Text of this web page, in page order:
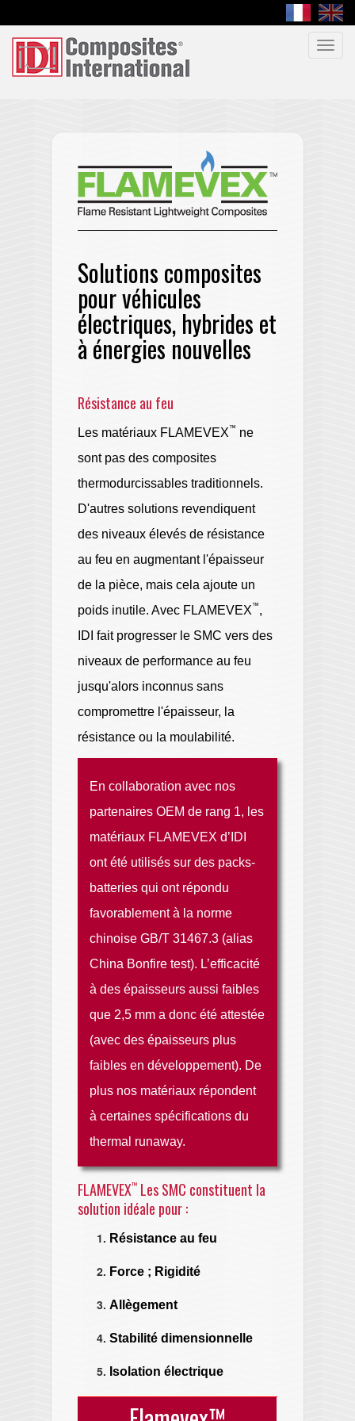
Solutions composites
pour véhicules
électriques, hybrides et
à énergies nouvelles
Résistance au feu
Les matériaux FLAMEVEX™ ne
sont pas des composites
thermodurcissables traditionnels.
D'autres solutions revendiquent
des niveaux élevés de résistance
au feu en augmentant l'épaisseur
de la pièce, mais cela ajoute un
poids inutile. Avec FLAMEVEX ™ ,
IDI fait progresser le SMC vers des
niveaux de performance au feu
jusqu'alors inconnus sans
compromettre l'épaisseur, la
résistance ou la moulabilité.
En collaboration avec nos
partenaires OEM de rang 1, les
matériaux FLAMEVEX d’IDI
ont été utilisés sur des packs-
batteries qui ont répondu
favorablement à la norme
chinoise GB/T 31467.3 (alias
China Bonfire test). L’efficacité
à des épaisseurs aussi faibles
que 2,5 mm a donc été attestée
(avec des épaisseurs plus
faibles en développement). De
plus nos matériaux répondent
à certaines spécifications du
thermal runaway.
FLAMEVEX™ Les SMC constituent la
solution idéale pour :
Résistance au feu
Force ; Rigidité
Allègement
Stabilité dimensionnelle
Isolation électrique